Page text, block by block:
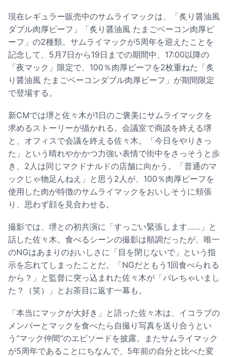
現在レギュラー販売中のサムライマックは、「炙り醤油風
ダブル肉厚ビーフ」「炙り醤油風 たまごベーコン肉厚ビ
ーフ」の2種類。サムライマックが5周年を迎えたことを
記念して、5月7日から19日までの期間中、17:00以降の
「夜マック」限定で、100％肉厚ビーフを2枚重ねた「炙
り醤油風 たまごベーコンダブル肉厚ビーフ」が期間限定
で登場する。
新CMでは堺と佐々木が1日のご褒美にサムライマックを
求めるストーリーが描かれる。会議室で商談を終える堺
と、オフィスで会議を終える佐々木。「今日をやりきっ
た」という晴れやかかつ力強い表情で街中をさっそうと歩
き、2人は同じマクドナルドの店舗に向かう。「普通のマ
ックじゃ物足んねえ」と思う2人が、100％肉厚ビーフを
使用した肉が特徴のサムライマックをおいしそうに頬張
り、思わず顔を見合わせる。
撮影では、堺との初共演に「すっごい緊張します……」と
話した佐々木。食べるシーンの撮影は順調だったが、唯一
のNGはあまりのおいしさに「目を閉じないで」という指
示を忘れてしまったことだ。「NGだともう1回食べられる
から？」と監督に突っ込まれた佐々木が「バレちゃいまし
た？（笑）」とお茶目に返す一幕も。
「本当にマックが大好き」と語った佐々木は、イコラブの
メンバーとマックを食べたら自撮り写真を送り合うとい
う“マック仲間”のエピソードを披露。またサムライマック
が5周年であることにちなんで、5年前の自分と比べた変